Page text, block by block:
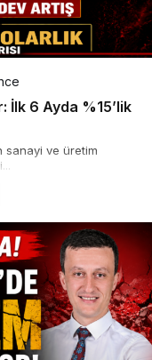
İlk 6 Ayda %15’lik
sanayi ve üretim